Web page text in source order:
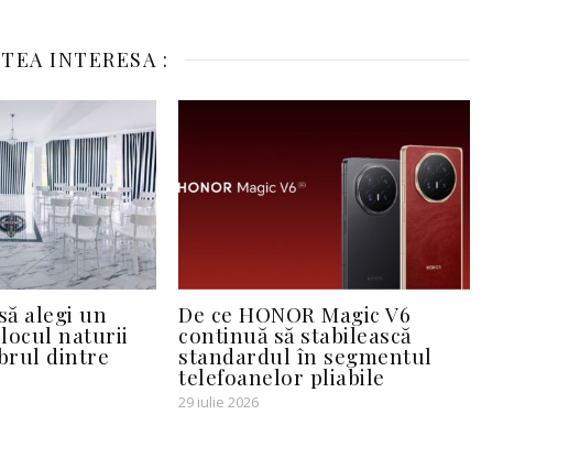
INTERESA :
alegi un
naturii
dintre
De ce HONOR Magic V6
continuă să stabilească
standardul în segmentul
telefoanelor pliabile
29 iulie 2026